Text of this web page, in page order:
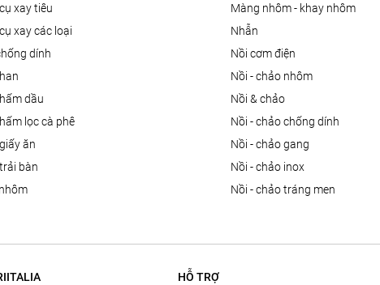
cụ xay tiêu
cụ xay các loại
dính
dầu
lọc cà phê
giấy ăn
trải bàn
nhôm
màng nhôm - khay nhôm
nhẫn
nồi cơm điện
nồi - chảo nhôm
nồi & chảo
nồi - chảo chống dính
nồi - chảo gang
nồi - chảo inox
nồi - chảo tráng men
HỖ TRỢ